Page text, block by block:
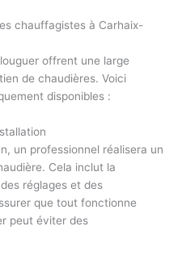
chauffagistes à Carhaix-
offrent une large
de chaudières. Voici
disponibles :
un professionnel réalisera un
Cela inclut la
réglages et des
que tout fonctionne
peut éviter des